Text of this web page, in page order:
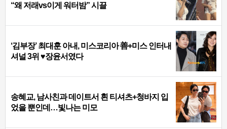
“왜 저래vs이게 워터밤” 시끌
‘김부장’ 최대훈 아내, 미스코리아 善+미스 인터내
셔널 3위 ♥장윤서였다
송혜교, 남사친과 데이트서 흰 티셔츠+청바지 입
었을 뿐인데…빛나는 미모